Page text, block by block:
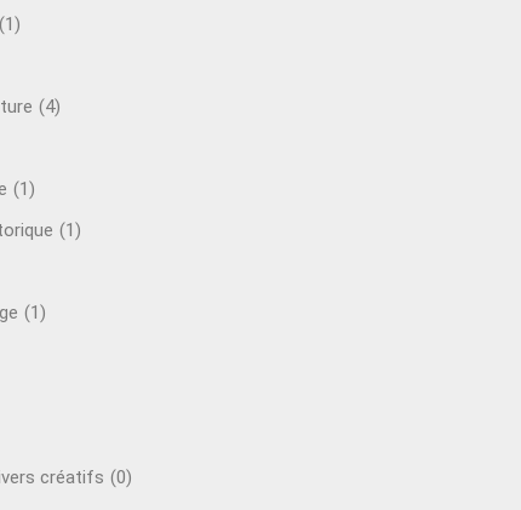
(1)
(4)
(1)
(1)
(1)
créatifs (0)